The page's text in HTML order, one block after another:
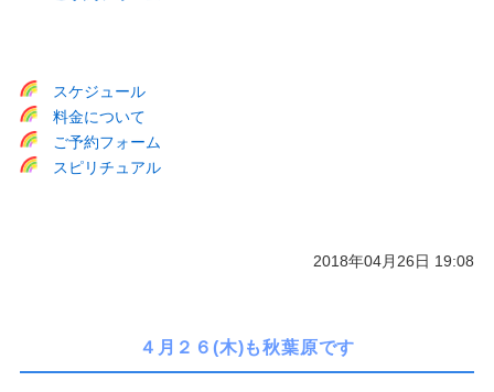
スケジュール
料金について
ご予約フォーム
スピリチュアル
2018年04月26日 19:08
４月２６(木)も秋葉原です